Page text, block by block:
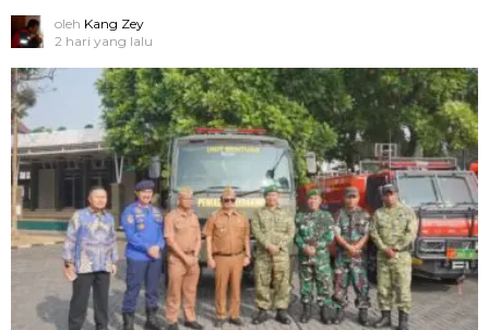
oleh Kang Zey
2 hari yang lalu